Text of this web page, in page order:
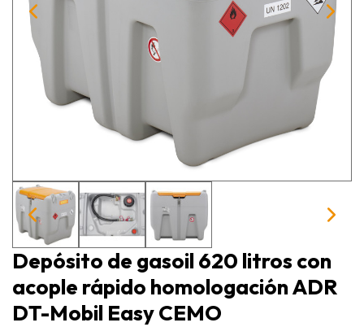
Depósito de gasoil 620 litros con
acople rápido homologación ADR
DT-Mobil Easy CEMO